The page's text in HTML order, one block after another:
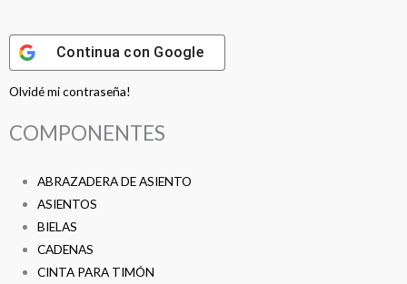
Continua con Google
Olvidé mi contraseña!
COMPONENTES
ABRAZADERA DE ASIENTO
ASIENTOS
BIELAS
CADENAS
CINTA PARA TIMÓN